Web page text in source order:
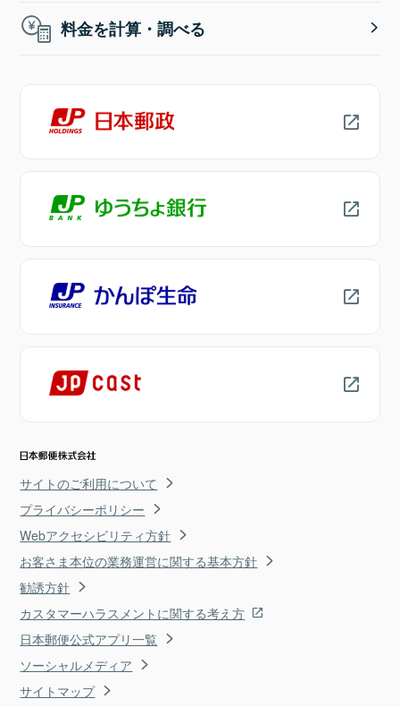
料金を計算・調べる
サイトのご利用について
プライバシーポリシー
Webアクセシビリティ方針
お客さま本位の業務運営に関する基本方針
勧誘方針
カスタマーハラスメントに関する考え方
日本郵便公式アプリ一覧
ソーシャルメディア
サイトマップ